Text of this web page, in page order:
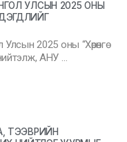
УЛСЫН 2025 ОНЫ
2025 оны “Хөрөнгө
АНУ …
ТЭЭВРИЙН